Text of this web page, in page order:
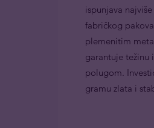
ispunjava
fabričkog
plemenitim
garantuje težinu
polugom.
gramu zlata i